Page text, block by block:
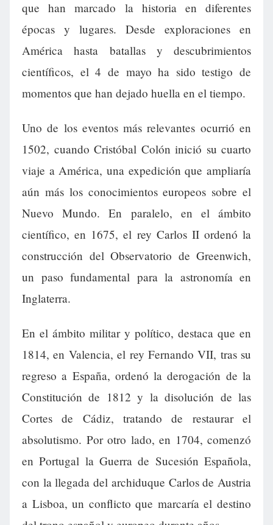
que han marcado la historia en diferentes
épocas y lugares. Desde exploraciones en
América hasta batallas y descubrimientos
científicos, el 4 de mayo ha sido testigo de
momentos que han dejado huella en el tiempo.
Uno de los eventos más relevantes ocurrió en
1502, cuando Cristóbal Colón inició su cuarto
viaje a América, una expedición que ampliaría
aún más los conocimientos europeos sobre el
Nuevo Mundo. En paralelo, en el ámbito
científico, en 1675, el rey Carlos II ordenó la
construcción del Observatorio de Greenwich,
un paso fundamental para la astronomía en
Inglaterra.
En el ámbito militar y político, destaca que en
1814, en Valencia, el rey Fernando VII, tras su
regreso a España, ordenó la derogación de la
Constitución de 1812 y la disolución de las
Cortes de Cádiz, tratando de restaurar el
absolutismo. Por otro lado, en 1704, comenzó
en Portugal la Guerra de Sucesión Española,
con la llegada del archiduque Carlos de Austria
a Lisboa, un conflicto que marcaría el destino